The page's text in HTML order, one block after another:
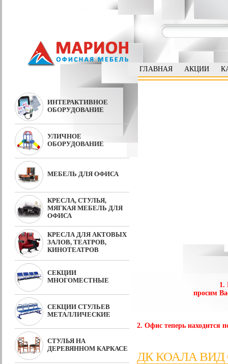
ГЛАВНАЯ АКЦИИ
ИНТЕРАКТИВНОЕ
ОБОРУДОВАНИЕ
УЛИЧНОЕ
ОБОРУДОВАНИЕ
МЕБЕЛЬ ДЛЯ ОФИСА
КРЕСЛА, СТУЛЬЯ,
МЯГКАЯ МЕБЕЛЬ ДЛЯ
ОФИСА
КРЕСЛА ДЛЯ АКТОВЫХ
ЗАЛОВ, ТЕАТРОВ,
КИНОТЕАТРОВ
СЕКЦИИ
МНОГОМЕСТНЫЕ
СЕКЦИИ СТУЛЬЕВ
МЕТАЛЛИЧЕСКИЕ
СТУЛЬЯ НА
ДЕРЕВЯННОМ КАРКАСЕ
1.
просим
2. Офис теперь находится
ДК КОАЛА ВИД